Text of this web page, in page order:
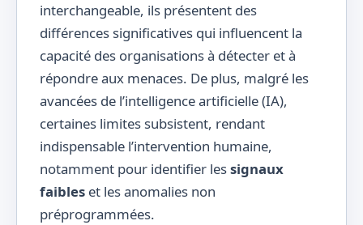
interchangeable, ils présentent des
différences significatives qui influencent la
capacité des organisations à détecter et à
répondre aux menaces. De plus, malgré les
avancées de l’intelligence artificielle (IA),
certaines limites subsistent, rendant
indispensable l’intervention humaine,
notamment pour identifier lessignaux
faibles et les anomalies non
préprogrammées.